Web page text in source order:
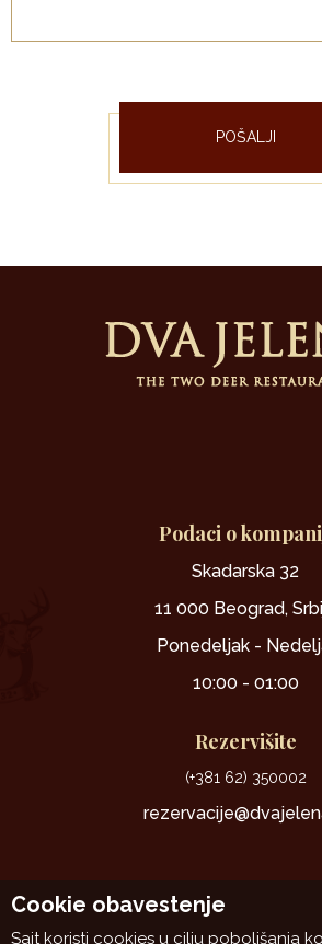
POŠALJI
Podaci o
Skadarska 32
11 000 Beograd,
Ponedeljak -
10:00 - 01:00
Rezervišite
(+381 62) 350002
Cookie obavestenje
Sajt koristi cookies u cilju poboljšanja